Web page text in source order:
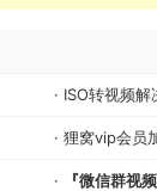
· ISO转视频解
· 狸窝vip会员
· 『微信群视